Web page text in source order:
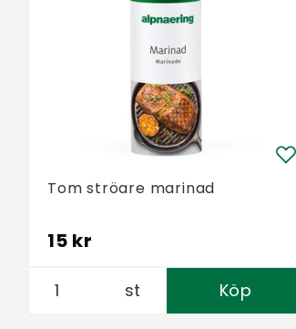
Tom ströare marinad
15 kr
st Köp